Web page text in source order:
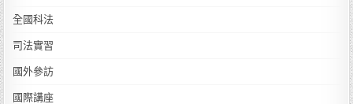
全國科法
司法實習
國外參訪
國際講座